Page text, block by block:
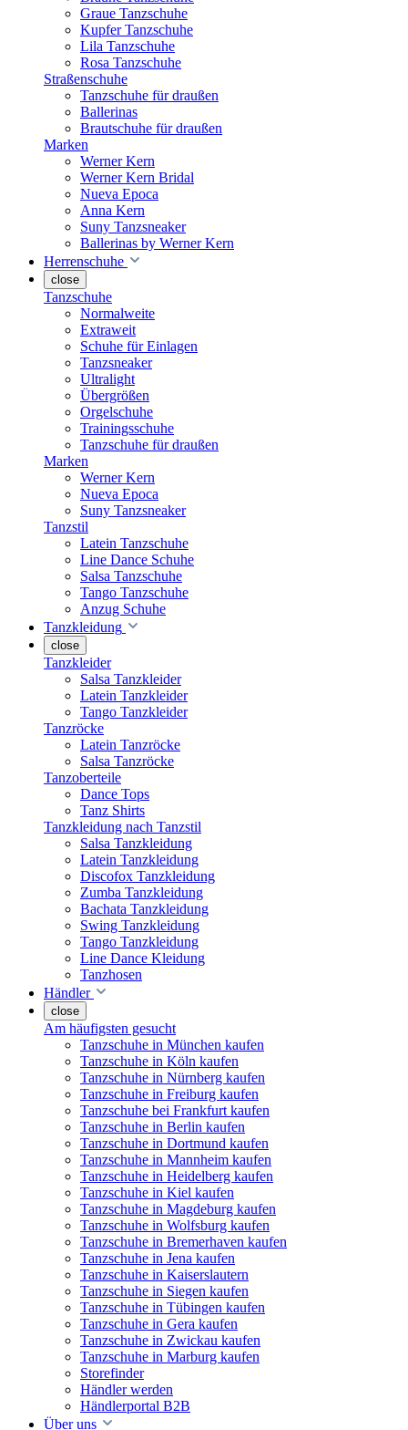
Graue Tanzschuhe
Kupfer Tanzschuhe
Lila Tanzschuhe
Rosa Tanzschuhe
Straßenschuhe
Tanzschuhe für draußen
Ballerinas
Brautschuhe für draußen
Marken
Werner Kern
Werner Kern Bridal
Nueva Epoca
Anna Kern
Suny Tanzsneaker
Ballerinas by Werner Kern
Herrenschuhe
close
Tanzschuhe
Normalweite
Extraweit
Schuhe für Einlagen
Tanzsneaker
Ultralight
Übergrößen
Orgelschuhe
Trainingsschuhe
Tanzschuhe für draußen
Marken
Werner Kern
Nueva Epoca
Suny Tanzsneaker
Tanzstil
Latein Tanzschuhe
Line Dance Schuhe
Salsa Tanzschuhe
Tango Tanzschuhe
Anzug Schuhe
Tanzkleidung
close
Tanzkleider
Salsa Tanzkleider
Latein Tanzkleider
Tango Tanzkleider
Tanzröcke
Latein Tanzröcke
Salsa Tanzröcke
Tanzoberteile
Dance Tops
Tanz Shirts
Tanzkleidung nach Tanzstil
Salsa Tanzkleidung
Latein Tanzkleidung
Discofox Tanzkleidung
Zumba Tanzkleidung
Bachata Tanzkleidung
Swing Tanzkleidung
Tango Tanzkleidung
Line Dance Kleidung
Tanzhosen
Händler
close
Am häufigsten gesucht
Tanzschuhe in München kaufen
Tanzschuhe in Köln kaufen
Tanzschuhe in Nürnberg kaufen
Tanzschuhe in Freiburg kaufen
Tanzschuhe bei Frankfurt kaufen
Tanzschuhe in Berlin kaufen
Tanzschuhe in Dortmund kaufen
Tanzschuhe in Mannheim kaufen
Tanzschuhe in Heidelberg kaufen
Tanzschuhe in Kiel kaufen
Tanzschuhe in Magdeburg kaufen
Tanzschuhe in Wolfsburg kaufen
Tanzschuhe in Bremerhaven kaufen
Tanzschuhe in Jena kaufen
Tanzschuhe in Kaiserslautern
Tanzschuhe in Siegen kaufen
Tanzschuhe in Tübingen kaufen
Tanzschuhe in Gera kaufen
Tanzschuhe in Zwickau kaufen
Tanzschuhe in Marburg kaufen
Storefinder
Händler werden
Händlerportal B2B
Über uns